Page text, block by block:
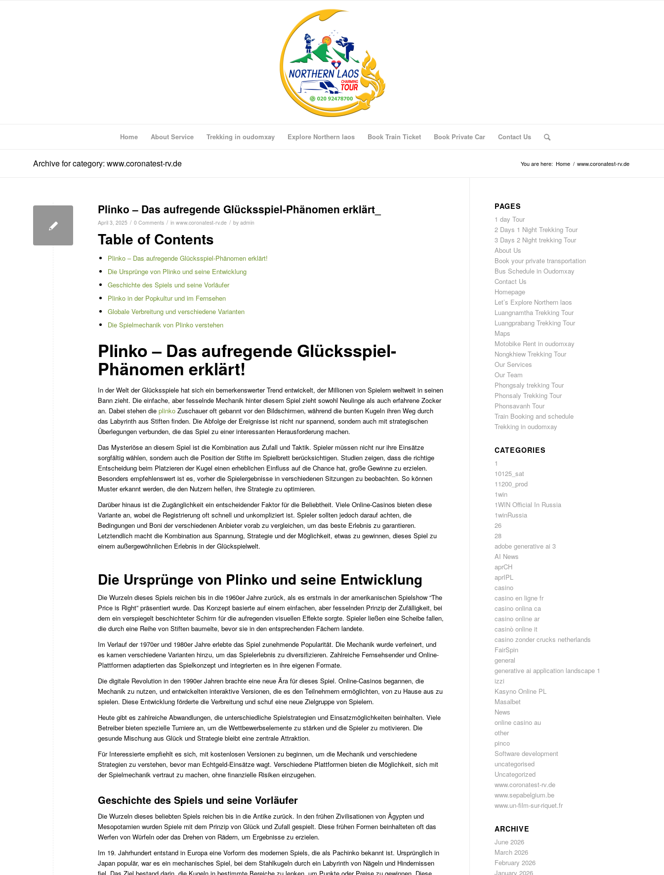
Home About Service Trekking in oudomxay Explore Northern laos Book Train Ticket Book Private Car Contact Us
Archive for category: www.coronatest-rv.de You are here: Home / www.coronatest-rv.de
Plinko – Das aufregende Glücksspiel-Phänomen erklärt_
April 3, 2025 / 0 Comments / in www.coronatest-rv.de / by admin
Table of Contents
Plinko – Das aufregende Glücksspiel-Phänomen erklärt!
Die Ursprünge von Plinko und seine Entwicklung
Geschichte des Spiels und seine Vorläufer
Plinko in der Popkultur und im Fernsehen
Globale Verbreitung und verschiedene Varianten
Die Spielmechanik von Plinko verstehen
Plinko – Das aufregende Glücksspiel-
Phänomen erklärt!
In der Welt der Glücksspiele hat sich ein bemerkenswerter Trend entwickelt, der Millionen von Spielern weltweit in seinen
Bann zieht. Die einfache, aber fesselnde Mechanik hinter diesem Spiel zieht sowohl Neulinge als auch erfahrene Zocker
an. Dabei stehen die plinko Zuschauer oft gebannt vor den Bildschirmen, während die bunten Kugeln ihren Weg durch
das Labyrinth aus Stiften finden. Die Abfolge der Ereignisse ist nicht nur spannend, sondern auch mit strategischen
Überlegungen verbunden, die das Spiel zu einer interessanten Herausforderung machen.
Das Mysteriöse an diesem Spiel ist die Kombination aus Zufall und Taktik. Spieler müssen nicht nur ihre Einsätze
sorgfältig wählen, sondern auch die Position der Stifte im Spielbrett berücksichtigen. Studien zeigen, dass die richtige
Entscheidung beim Platzieren der Kugel einen erheblichen Einfluss auf die Chance hat, große Gewinne zu erzielen.
Besonders empfehlenswert ist es, vorher die Spielergebnisse in verschiedenen Sitzungen zu beobachten. So können
Muster erkannt werden, die den Nutzern helfen, ihre Strategie zu optimieren.
Darüber hinaus ist die Zugänglichkeit ein entscheidender Faktor für die Beliebtheit. Viele Online-Casinos bieten diese
Variante an, wobei die Registrierung oft schnell und unkompliziert ist. Spieler sollten jedoch darauf achten, die
Bedingungen und Boni der verschiedenen Anbieter vorab zu vergleichen, um das beste Erlebnis zu garantieren.
Letztendlich macht die Kombination aus Spannung, Strategie und der Möglichkeit, etwas zu gewinnen, dieses Spiel zu
einem außergewöhnlichen Erlebnis in der Glückspielwelt.
Die Ursprünge von Plinko und seine Entwicklung
Die Wurzeln dieses Spiels reichen bis in die 1960er Jahre zurück, als es erstmals in der amerikanischen Spielshow “The
Price is Right” präsentiert wurde. Das Konzept basierte auf einem einfachen, aber fesselnden Prinzip der Zufälligkeit, bei
dem ein verspiegelt beschichteter Schirm für die aufregenden visuellen Effekte sorgte. Spieler ließen eine Scheibe fallen,
die durch eine Reihe von Stiften baumelte, bevor sie in den entsprechenden Fächern landete.
Im Verlauf der 1970er und 1980er Jahre erlebte das Spiel zunehmende Popularität. Die Mechanik wurde verfeinert, und
es kamen verschiedene Varianten hinzu, um das Spielerlebnis zu diversifizieren. Zahlreiche Fernsehsender und Online-
Plattformen adaptierten das Spielkonzept und integrierten es in ihre eigenen Formate.
Die digitale Revolution in den 1990er Jahren brachte eine neue Ära für dieses Spiel. Online-Casinos begannen, die
Mechanik zu nutzen, und entwickelten interaktive Versionen, die es den Teilnehmern ermöglichten, von zu Hause aus zu
spielen. Diese Entwicklung förderte die Verbreitung und schuf eine neue Zielgruppe von Spielern.
Heute gibt es zahlreiche Abwandlungen, die unterschiedliche Spielstrategien und Einsatzmöglichkeiten beinhalten. Viele
Betreiber bieten spezielle Turniere an, um die Wettbewerbselemente zu stärken und die Spieler zu motivieren. Die
gesunde Mischung aus Glück und Strategie bleibt eine zentrale Attraktion.
Für Interessierte empfiehlt es sich, mit kostenlosen Versionen zu beginnen, um die Mechanik und verschiedene
Strategien zu verstehen, bevor man Echtgeld-Einsätze wagt. Verschiedene Plattformen bieten die Möglichkeit, sich mit
der Spielmechanik vertraut zu machen, ohne finanzielle Risiken einzugehen.
Geschichte des Spiels und seine Vorläufer
Die Wurzeln dieses beliebten Spiels reichen bis in die Antike zurück. In den frühen Zivilisationen von Ägypten und
Mesopotamien wurden Spiele mit dem Prinzip von Glück und Zufall gespielt. Diese frühen Formen beinhalteten oft das
Werfen von Würfeln oder das Drehen von Rädern, um Ergebnisse zu erzielen.
Im 19. Jahrhundert entstand in Europa eine Vorform des modernen Spiels, die als Pachinko bekannt ist. Ursprünglich in
Japan populär, war es ein mechanisches Spiel, bei dem Stahlkugeln durch ein Labyrinth von Nägeln und Hindernissen
PAGES
1 day Tour
2 Days 1 Night Trekking Tour
3 Days 2 Night trekking Tour
About Us
Book your private transportation
Bus Schedule in Oudomxay
Contact Us
Homepage
Let’s Explore Northern laos
Luangnamtha Trekking Tour
Luangprabang Trekking Tour
Maps
Motobike Rent in oudomxay
Nongkhiew Trekking Tour
Our Services
Our Team
Phongsaly trekking Tour
Phonsaly Trekking Tour
Phonsavanh Tour
Train Booking and schedule
Trekking in oudomxay
CATEGORIES
1
10125_sat
11200_prod
1win
1WIN Official In Russia
1winRussia
26
28
adobe generative ai 3
AI News
aprCH
aprIPL
casino
casino en ligne fr
casino onlina ca
casino online ar
casinò online it
casino zonder crucks netherlands
FairSpin
general
generative ai application landscape 1
izzi
Kasyno Online PL
Masalbet
News
online casino au
other
pinco
Software development
uncategorised
Uncategorized
www.coronatest-rv.de
www.sepabelgium.be
www.un-film-sur-riquet.fr
ARCHIVE
June 2026
March 2026
February 2026
January 2026